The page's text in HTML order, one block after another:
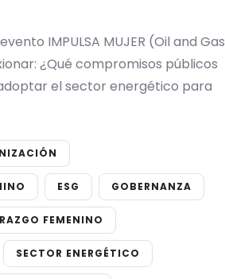
IMPULSA MUJER (Oil and Gas
¿Qué compromisos públicos
el sector energético para
ESG GOBERNANZA
FEMENINO
SECTOR ENERGÉTICO